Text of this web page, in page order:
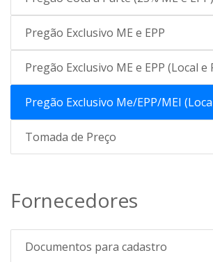
Pregão Exclusivo ME e EPP
Pregão Exclusivo ME e EPP (Local e
Pregão Exclusivo Me/EPP/MEI
Tomada de Preço
Fornecedores
Documentos para cadastro